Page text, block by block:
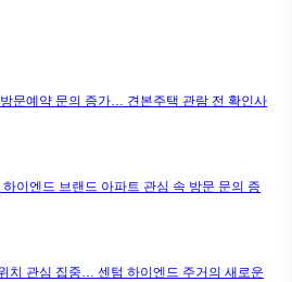
문예약 문의 증가… 견본주택 관람 전 확인사
이엔드 브랜드 아파트 관심 속 방문 문의 증
치 관심 집중… 센텀 하이엔드 주거의 새로운